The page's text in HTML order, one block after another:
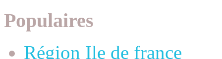
Populaires
Région Ile de france